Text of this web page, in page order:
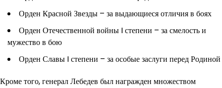
Орден Красной Звезды – за выдающиеся отличия в боях
Орден Отечественной войны I степени – за смелость и
мужество в бою
Орден Славы I степени – за особые заслуги перед Родиной
Кроме того, генерал Лебедев был награжден множеством